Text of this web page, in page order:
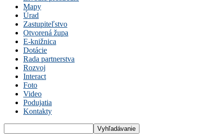
Mapy
Úrad
Zastupiteľstvo
Otvorená župa
E-knižnica
Dotácie
Rada partnerstva
Rozvoj
Interact
Foto
Video
Podujatia
Kontakty